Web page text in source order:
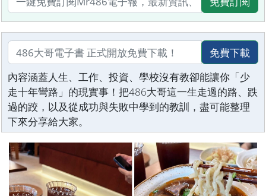
免費下載
內容涵蓋人生、工作、投資、學校沒有教卻能讓你「少
走十年彎路」的現實事！把486大哥這一生走過的路、跌
過的跤，以及從成功與失敗中學到的教訓，盡可能整理
下來分享給大家。